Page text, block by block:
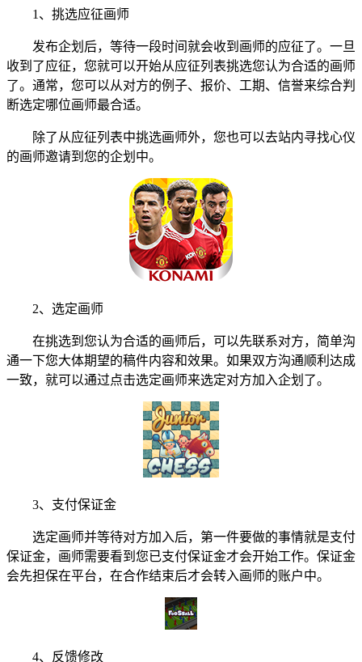
1、挑选应征画师
发布企划后，等待一段时间就会收到画师的应征了。一旦
收到了应征，您就可以开始从应征列表挑选您认为合适的画师
了。通常，您可以从对方的例子、报价、工期、信誉来综合判
断选定哪位画师最合适。
除了从应征列表中挑选画师外，您也可以去站内寻找心仪
的画师邀请到您的企划中。
2、选定画师
在挑选到您认为合适的画师后，可以先联系对方，简单沟
通一下您大体期望的稿件内容和效果。如果双方沟通顺利达成
一致，就可以通过点击选定画师来选定对方加入企划了。
3、支付保证金
选定画师并等待对方加入后，第一件要做的事情就是支付
保证金，画师需要看到您已支付保证金才会开始工作。保证金
会先担保在平台，在合作结束后才会转入画师的账户中。
4、反馈修改